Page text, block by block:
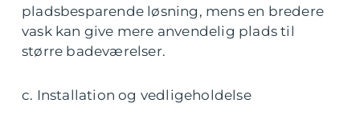
pladsbesparende løsning, mens en bredere
vask kan give mere anvendelig plads til
større badeværelser.
c. Installation og vedligeholdelse